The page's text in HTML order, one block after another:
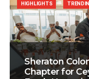
Sheraton
Chapter for
HIGHLIGHTS